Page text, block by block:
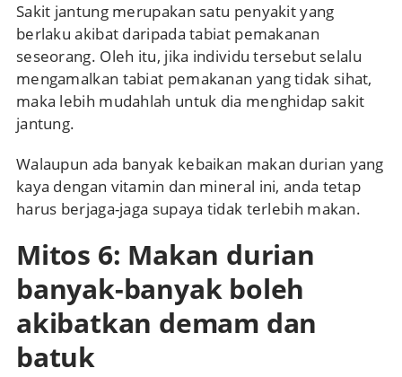
Sakit jantung merupakan satu penyakit yang
berlaku akibat daripada tabiat pemakanan
seseorang. Oleh itu, jika individu tersebut selalu
mengamalkan tabiat pemakanan yang tidak sihat,
maka lebih mudahlah untuk dia menghidap sakit
jantung.
Walaupun ada banyak kebaikan makan durian yang
kaya dengan vitamin dan mineral ini, anda tetap
harus berjaga-jaga supaya tidak terlebih makan.
Mitos 6: Makan durian
banyak-banyak boleh
akibatkan demam dan
batuk